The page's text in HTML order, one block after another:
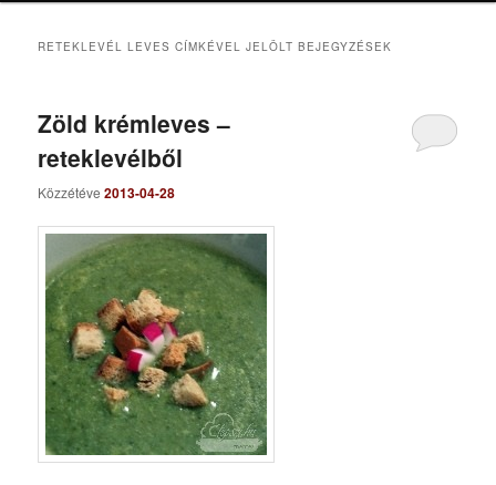
elsődleges
másodlagos
RETEKLEVÉL LEVES CÍMKÉVEL JELÖLT BEJEGYZÉSEK
Zöld krémleves –
reteklevélből
Közzétéve2013-04-28